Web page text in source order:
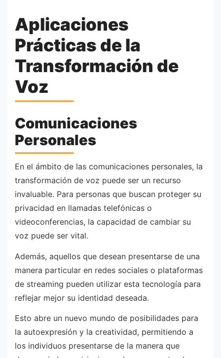
Aplicaciones
Prácticas de la
Transformación de
Voz
Comunicaciones
Personales
En el ámbito de las comunicaciones personales, la
transformación de voz puede ser un recurso
invaluable. Para personas que buscan proteger su
privacidad en llamadas telefónicas o
videoconferencias, la capacidad de cambiar su
voz puede ser vital.
Además, aquellos que desean presentarse de una
manera particular en redes sociales o plataformas
de streaming pueden utilizar esta tecnología para
reflejar mejor su identidad deseada.
Esto abre un nuevo mundo de posibilidades para
la autoexpresión y la creatividad, permitiendo a
los individuos presentarse de la manera que